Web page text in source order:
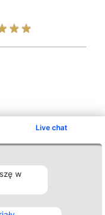
Live chat
w
Kontakt